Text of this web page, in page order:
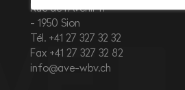
Rue de l’Avenir 11
1950 Sion
Tél. +41 27 327 32 32
Fax +41 27 327 32 82
info@ave-wbv.ch